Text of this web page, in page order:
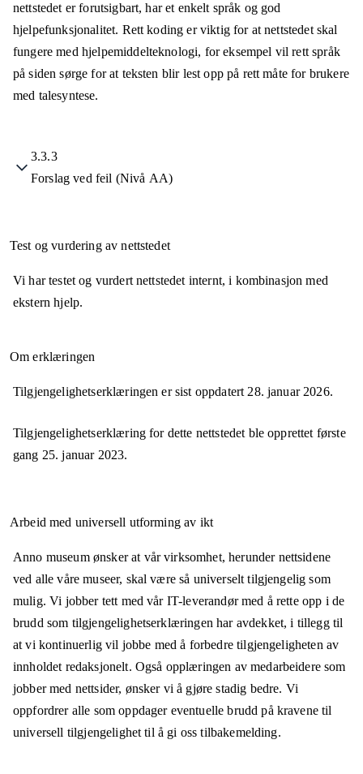
nettstedet er forutsigbart, har et enkelt språk og god
hjelpefunksjonalitet. Rett koding er viktig for at nettstedet skal
fungere med hjelpemiddelteknologi, for eksempel vil rett språk
på siden sørge for at teksten blir lest opp på rett måte for brukere
med talesyntese.
3.3.3
Forslag ved feil (Nivå AA)
Test og vurdering av nettstedet
Vi har testet og vurdert nettstedet internt, i kombinasjon med
ekstern hjelp.
Om erklæringen
Tilgjengelighetserklæringen er sist oppdatert28. januar 2026.
Tilgjengelighetserklæring for dette nettstedet ble opprettet første
gang 25. januar 2023.
Arbeid med universell utforming av ikt
Anno museum ønsker at vår virksomhet, herunder nettsidene
ved alle våre museer, skal være så universelt tilgjengelig som
mulig. Vi jobber tett med vår IT-leverandør med å rette opp i de
brudd som tilgjengelighetserklæringen har avdekket, i tillegg til
at vi kontinuerlig vil jobbe med å forbedre tilgjengeligheten av
innholdet redaksjonelt. Også opplæringen av medarbeidere som
jobber med nettsider, ønsker vi å gjøre stadig bedre. Vi
oppfordrer alle som oppdager eventuelle brudd på kravene til
universell tilgjengelighet til å gi oss tilbakemelding.